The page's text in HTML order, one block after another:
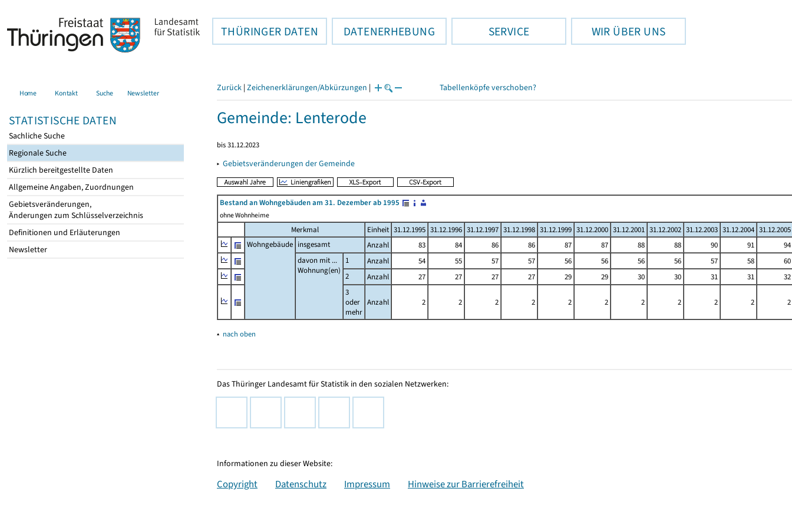
THÜRINGER DATEN DATENERHEBUNG SERVICE WIR ÜBER UNS
Home Kontakt Suche Newsletter
STATISTISCHE DATEN
Sachliche Suche
Regionale Suche
Kürzlich bereitgestellte Daten
Allgemeine Angaben, Zuordnungen
Gebietsveränderungen,
Änderungen zum Schlüsselverzeichnis
Definitionen und Erläuterungen
Newsletter
Zurück | Zeichenerklärungen/Abkürzungen | Tabellenköpfe verschoben?
Gemeinde: Lenterode
bis 31.12.2023
▸ Gebietsveränderungen der Gemeinde
Bestand an Wohngebäuden am 31. Dezember ab 1995
ohne Wohnheime
Merkmal Einheit 31.12.1995 31.12.1996 31.12.1997 31.12.1998 31.12.1999 31.12.2000 31.12.2001 31.12.2002 31.12.2003 31.12.2004 31.12.2005
Wohngebäude insgesamt Anzahl 83 84 86 86 87 87 88 88 90 91
94
davon mit ...
Wohnung(en)
1 Anzahl 54 55 57 57 56 56 56 56 57 58
60
2
Anzahl 27 27 27 27 29 29 30 30 31 31
32
3
oder
mehr
Anzahl 2 2 2 2 2 2 2 2 2 2 2
▴ nach oben
Das Thüringer Landesamt für Statistik in den sozialen Netzwerken:
Informationen zu dieser Website:
Copyright Datenschutz Impressum Hinweise zur Barrierefreiheit